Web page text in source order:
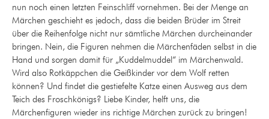
nun noch einen letzten Feinschliff vornehmen. Bei der Menge an
Märchen geschieht es jedoch, dass die beiden Brüder im Streit
über die Reihenfolge nicht nur sämtliche Märchen durcheinander
bringen. Nein, die Figuren nehmen die Märchenfäden selbst in die
Hand und sorgen damit für „Kuddelmuddel“ im Märchenwald.
Wird also Rotkäppchen die Geißkinder vor dem Wolf retten
können? Und findet die gestiefelte Katze einen Ausweg aus dem
Teich des Froschkönigs? Liebe Kinder, helft uns, die
Märchenfiguren wieder ins richtige Märchen zurück zu bringen!